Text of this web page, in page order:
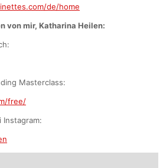
de/home
von mir, Katharina Heilen:
Masterclass:
free/
Instagram: